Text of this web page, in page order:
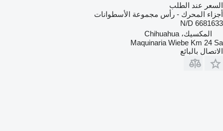
السعر عند الطلب
أجزاء المحرك - رأس مجموعة الأسطوانات
N/D 6681633
المكسيك، Chihuahua
Maquinaria Wiebe Km 24 Sa
الاتصال بالبائع